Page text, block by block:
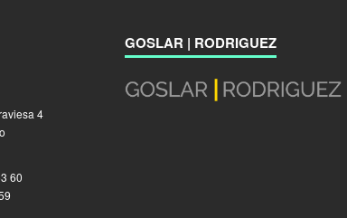
4
60
GOSLAR | RODRIGUEZ